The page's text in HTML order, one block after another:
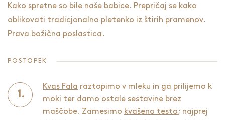
Kako spretne so bile naše babice. Prepričaj se kako
oblikovati tradicjonalno pletenko iz štirih pramenov.
Prava božična poslastica.
POSTOPEK
Kvas Fala raztopimo v mleku in ga prilijemo k
moki ter damo ostale sestavine brez
maščobe. Zamesimo kvašeno testo; najprej